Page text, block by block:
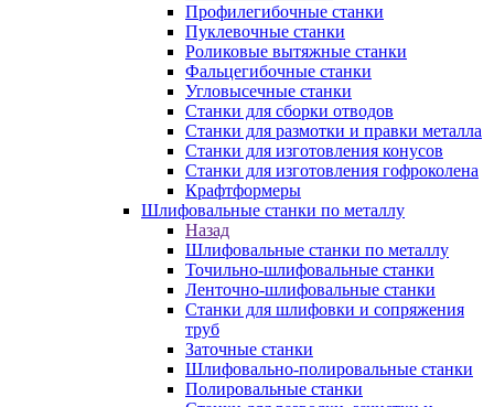
Профилегибочные станки
Пуклевочные станки
Роликовые вытяжные станки
Фальцегибочные станки
Угловысечные станки
Станки для сборки отводов
Станки для размотки и правки металла
Станки для изготовления конусов
Станки для изготовления гофроколена
Крафтформеры
Шлифовальные станки по металлу
Назад
Шлифовальные станки по металлу
Точильно-шлифовальные станки
Ленточно-шлифовальные станки
Станки для шлифовки и сопряжения
труб
Заточные станки
Шлифовально-полировальные станки
Полировальные станки